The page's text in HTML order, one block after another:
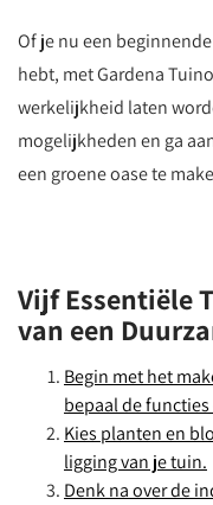
Of je nu een
hebt, met Gardena
werkelijkheid laten
mogelijkheden en ga
een groene oase te
Vijf Essentiële
van een
Begin met het
bepaal de
Kies planten en
ligging van je tuin.
Denk na over de